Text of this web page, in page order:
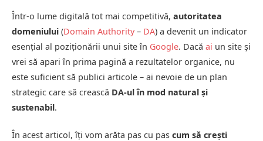
Într-o lume digitală tot mai competitivă, autoritatea
domeniului (Domain Authority– DA) a devenit un indicator
esențial al poziționării unui site în Google. Dacă ai un site și
vrei să apari în prima pagină a rezultatelor organice, nu
este suficient să publici articole – ai nevoie de un plan
strategic care să crească DA-ul în mod natural și
sustenabil.
În acest articol, îți vom arăta pas cu pas cum să crești